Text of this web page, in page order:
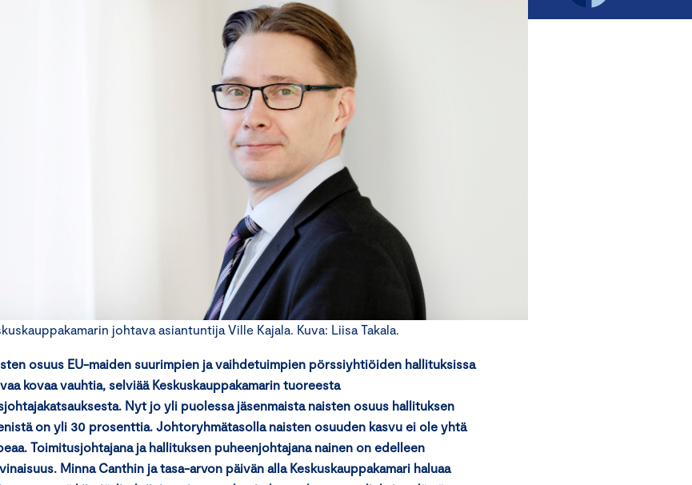
johtava asiantuntija Ville Kajala. Kuva: Liisa Takala.
osuus EU-maiden suurimpien ja vaihdetuimpien pörssiyhtiöiden hallituksissa
kovaa vauhtia, selviää Keskuskauppakamarin tuoreesta
Nyt jo yli puolessa jäsenmaista naisten osuus hallituksen
on yli 30 prosenttia. Johtoryhmätasolla naisten osuuden kasvu ei ole yhtä
Toimitusjohtajana ja hallituksen puheenjohtajana nainen on edelleen
Minna Canthin ja tasa-arvon päivän alla Keskuskauppakamari haluaa